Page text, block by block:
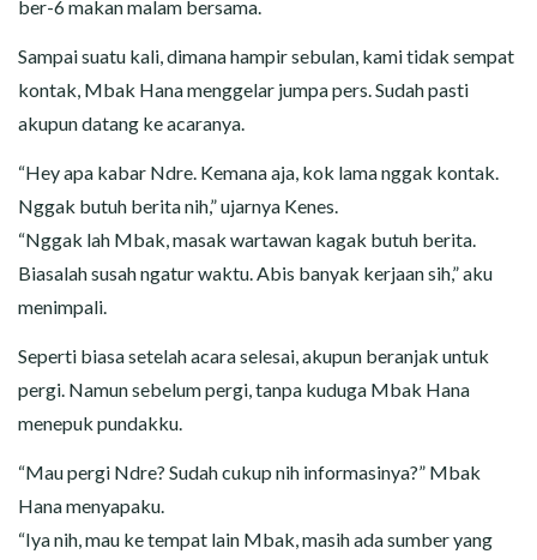
ber-6 makan malam bersama.
Sampai suatu kali, dimana hampir sebulan, kami tidak sempat
kontak, Mbak Hana menggelar jumpa pers. Sudah pasti
akupun datang ke acaranya.
“Hey apa kabar Ndre. Kemana aja, kok lama nggak kontak.
Nggak butuh berita nih,” ujarnya Kenes.
“Nggak lah Mbak, masak wartawan kagak butuh berita.
Biasalah susah ngatur waktu. Abis banyak kerjaan sih,” aku
menimpali.
Seperti biasa setelah acara selesai, akupun beranjak untuk
pergi. Namun sebelum pergi, tanpa kuduga Mbak Hana
menepuk pundakku.
“Mau pergi Ndre? Sudah cukup nih informasinya?” Mbak
Hana menyapaku.
“Iya nih, mau ke tempat lain Mbak, masih ada sumber yang